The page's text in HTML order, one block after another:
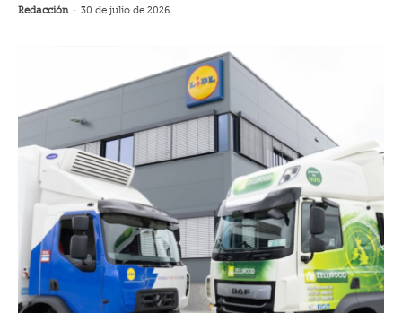
Redacción - 30 de julio de 2026